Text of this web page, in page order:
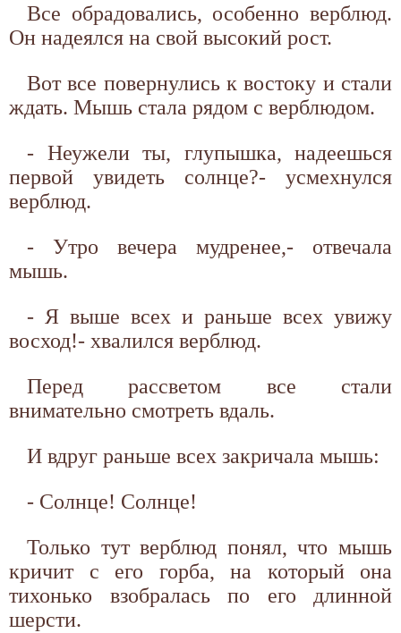
Все обрадовались, особенно верблюд.
Он надеялся на свой высокий рост.
Вот все повернулись к востоку и стали
ждать. Мышь стала рядом с верблюдом.
- Неужели ты, глупышка, надеешься
первой увидеть солнце?- усмехнулся
верблюд.
- Утро вечера мудренее,- отвечала
мышь.
- Я выше всех и раньше всех увижу
восход!- хвалился верблюд.
Перед рассветом все стали
внимательно смотреть вдаль.
И вдруг раньше всех закричала мышь:
- Солнце! Солнце!
Только тут верблюд понял, что мышь
кричит с его горба, на который она
тихонько взобралась по его длинной
шерсти.